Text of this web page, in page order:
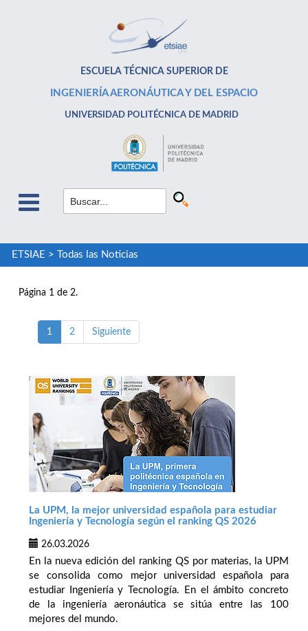
ESCUELA TÉCNICA SUPERIOR DE
INGENIERÍA AERONÁUTICA Y DEL ESPACIO
UNIVERSIDAD POLITÉCNICA DE MADRID
ETSIAE > Todas las Noticias
Página 1 de 2.
1 2 Siguiente
La UPM, la mejor universidad española para estudiar
Ingeniería y Tecnología según el ranking QS 2026
26.03.2026
En la nueva edición del ranking QS por materias, la UPM
se consolida como mejor universidad española para
estudiar Ingeniería y Tecnología. En el ámbito concreto
de la ingeniería aeronáutica se sitúa entre las 100
mejores del mundo.